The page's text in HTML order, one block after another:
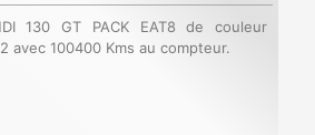
130 GT PACK EAT8 de couleur
avec 100400 Kms au compteur.